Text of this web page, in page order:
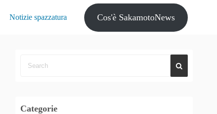
Notizie spazzatura Cos'è SakamotoNews
Categorie